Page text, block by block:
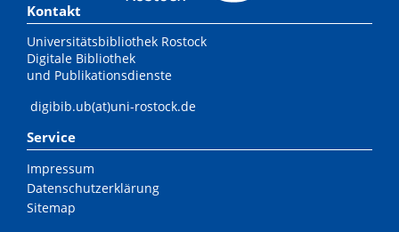
Kontakt
Universitätsbibliothek Rostock
Digitale Bibliothek
und Publikationsdienste
digibib.ub(at)uni-rostock.de
Service
Impressum
Datenschutzerklärung
Sitemap